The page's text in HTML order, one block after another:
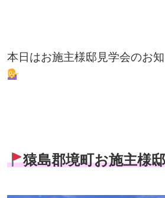
本日はお施主様邸見学会のお
猿島郡境町お施主様